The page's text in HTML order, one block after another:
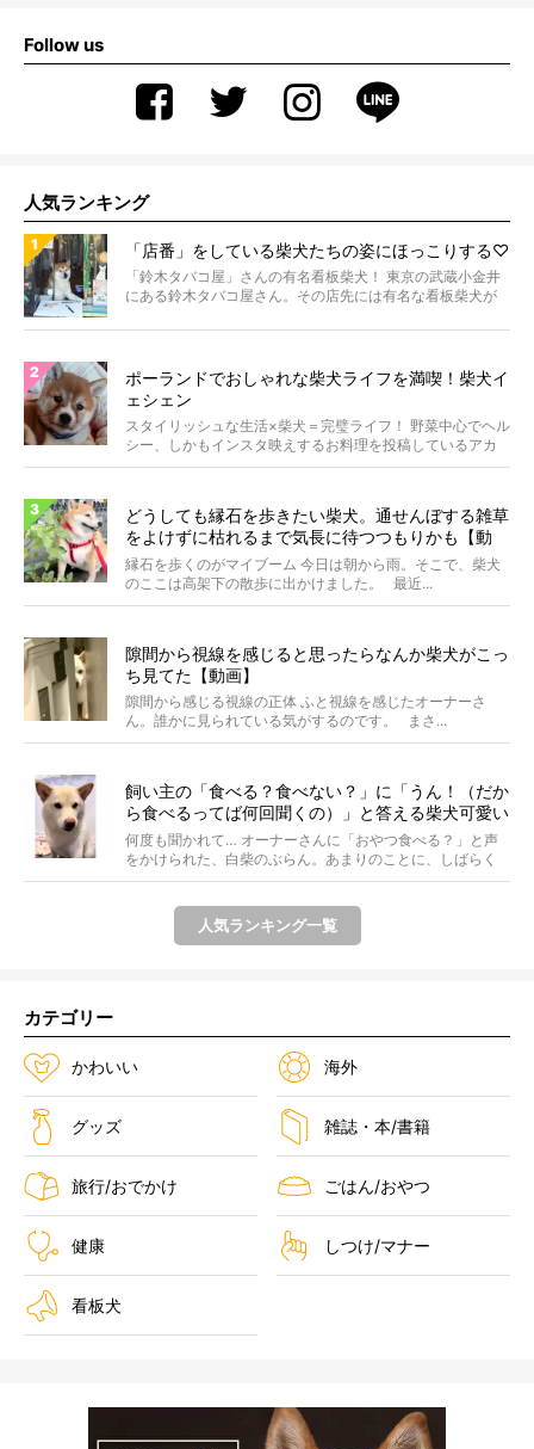
Follow us
人気ランキング
「店番」をしている柴犬たちの姿にほっこりする♡
「鈴木タバコ屋」さんの有名看板柴犬！ 東京の武蔵小金井
にある鈴木タバコ屋さん。その店先には有名な看板柴犬が
ポーランドでおしゃれな柴犬ライフを満喫！柴犬イ
ェシェン
スタイリッシュな生活×柴犬＝完璧ライフ！ 野菜中心でヘル
シー、しかもインスタ映えするお料理を投稿しているアカ
ウ...
どうしても縁石を歩きたい柴犬。通せんぼする雑草
をよけずに枯れるまで気長に待つつもりかも【動
画】
縁石を歩くのがマイブーム 今日は朝から雨。そこで、柴犬
のここは高架下の散歩に出かけました。 最近...
隙間から視線を感じると思ったらなんか柴犬がこっ
ち見てた【動画】
隙間から感じる視線の正体 ふと視線を感じたオーナーさ
ん。誰かに見られている気がするのです。 まさ...
飼い主の「食べる？食べない？」に「うん！（だか
ら食べるってば何回聞くの）」と答える柴犬可愛い
【動画】
何度も聞かれて… オーナーさんに「おやつ食べる？」と声
をかけられた、白柴のぶらん。あまりのことに、しばらく
フリ...
人気ランキング一覧
カテゴリー
かわいい 海外
グッズ 雑誌・本/書籍
旅行/おでかけ ごはん/おやつ
健康 しつけ/マナー
看板犬